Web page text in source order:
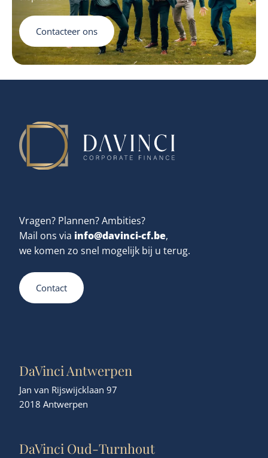
Contacteer ons
Vragen? Plannen? Ambities?
Mail ons via info@davinci-cf.be,
we komen zo snel mogelijk bij u terug.
Contact
DaVinci Antwerpen
Jan van Rijswijcklaan 97
2018 Antwerpen
DaVinci Oud-Turnhout